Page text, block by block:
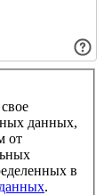
данных,
от
в
.